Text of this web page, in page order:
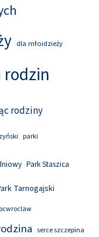
dla młoidzieży
rodzin
rodziny
parki
Park Staszica
Tarnogajski
serce szczepina